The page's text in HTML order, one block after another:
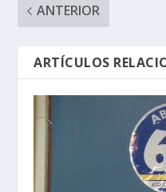
ANTERIOR
ARTÍCULOS